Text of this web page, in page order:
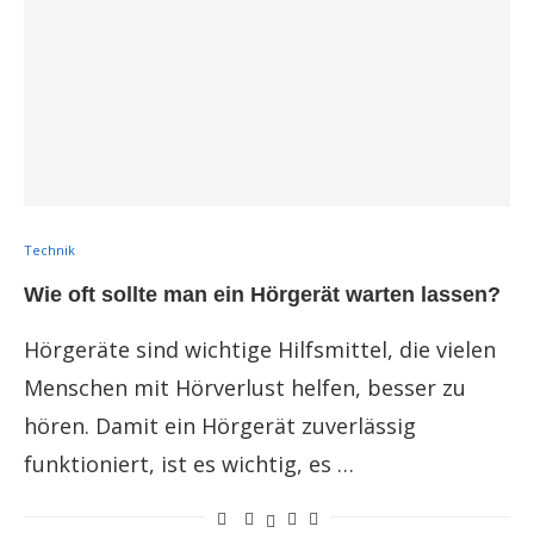
Technik
Wie oft sollte man ein Hörgerät warten lassen?
Hörgeräte sind wichtige Hilfsmittel, die vielen
Menschen mit Hörverlust helfen, besser zu
hören. Damit ein Hörgerät zuverlässig
funktioniert, ist es wichtig, es …